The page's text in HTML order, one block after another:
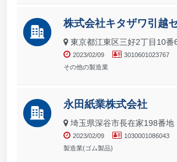
株式会社キタザワ引越
東京都江東区三好2丁目10番
2023/02/09 3010601023767
その他の製造業
永田紙業株式会社
埼玉県深谷市長在家198番地
2023/02/09 1030001086043
製造業(ゴム製品)